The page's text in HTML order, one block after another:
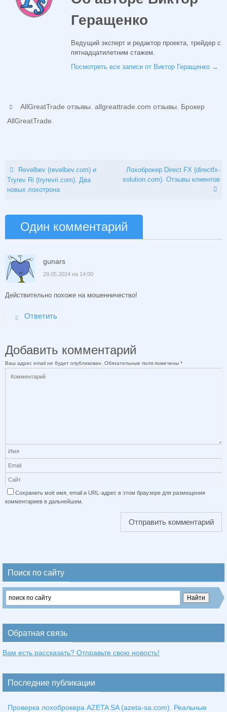
Геращенко
Ведущий эксперт и редактор проекта, трейдер с
пятнадцатилетним стажем.
Посмотреть все записи от Виктор Геращенко →
AllGreatTrade отзывы,allgreattrade.com отзывы, Брокер
AllGreatTrade.
Revelbev (revelbev.com) и
Tryrev Ri (tryrevri.com). Два
новых лохотрона
Лохоброкер Direct FX (directfx-
solution.com). Отзывы клиентов
Один комментарий
gunars
29.05.2024 на 14:00
Действительно похоже на мошенничество!
Ответить
Добавить комментарий
Ваш адрес email не будет опубликован. Обязательные поля помечены *
Сохранить моё имя, email и URL-адрес в этом браузере для размещения
комментариев в дальнейшем.
Поиск по сайту
Обратная связь
Вам есть рассказать? Отправьте свою новость!
Последние публикации
Проверка лохоброкера AZETA SA (azeta-sa.com). Реальные